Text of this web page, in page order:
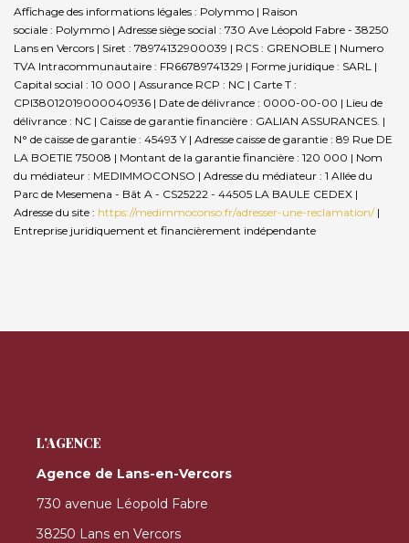
Affichage des informations légales : Polymmo | Raison
sociale : Polymmo | Adresse siège social : 730 Ave Léopold Fabre - 38250
Lans en Vercors | Siret : 78974132900039 | RCS : GRENOBLE | Numero
TVA Intracommunautaire : FR66789741329 | Forme juridique : SARL |
Capital social : 10 000 | Assurance RCP : NC | Carte T :
CPI38012019000040936 | Date de délivrance : 0000-00-00 | Lieu de
délivrance : NC | Caisse de garantie financière : GALIAN ASSURANCES. |
N° de caisse de garantie : 45493 Y | Adresse caisse de garantie : 89 Rue DE
LA BOETIE 75008 | Montant de la garantie financière : 120 000 | Nom
du médiateur : MEDIMMOCONSO | Adresse du médiateur : 1 Allée du
Parc de Mesemena - Bât A - CS25222 - 44505 LA BAULE CEDEX |
Adresse du site : https://medimmoconso.fr/adresser-une-reclamation/|
Entreprise juridiquement et financièrement indépendante
L'AGENCE
Agence de Lans-en-Vercors
730 avenue Léopold Fabre
38250 Lans en Vercors